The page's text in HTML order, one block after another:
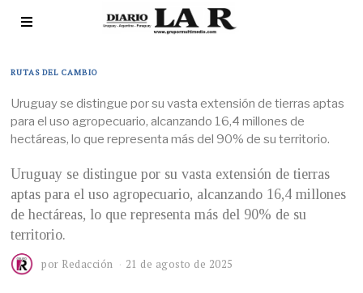
RUTAS DEL CAMBIO
Uruguay se distingue por su vasta extensión de tierras aptas
para el uso agropecuario, alcanzando 16,4 millones de
hectáreas, lo que representa más del 90% de su territorio.
Uruguay se distingue por su vasta extensión de tierras
aptas para el uso agropecuario, alcanzando 16,4 millones
de hectáreas, lo que representa más del 90% de su
territorio.
por Redacción 21 de agosto de 2025